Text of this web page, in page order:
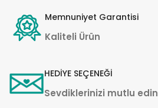
Memnuniyet Garantisi
Kaliteli Ürün
HEDİYE SEÇENEĞİ
Sevdiklerinizi mutlu edin